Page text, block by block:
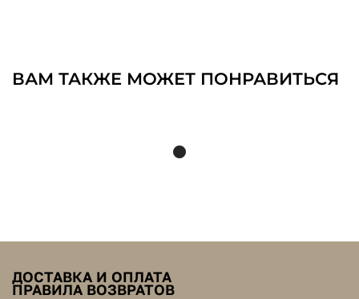
ВАМ ТАКЖЕ МОЖЕТ ПОНРАВИТЬСЯ
ДОСТАВКА И ОПЛАТА
ПРАВИЛА ВОЗВРАТОВ